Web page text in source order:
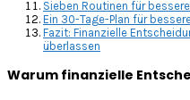
Sieben Routinen für
Ein 30-Tage-Plan für
Fazit: Finanzielle
überlassen
Warum finanzielle